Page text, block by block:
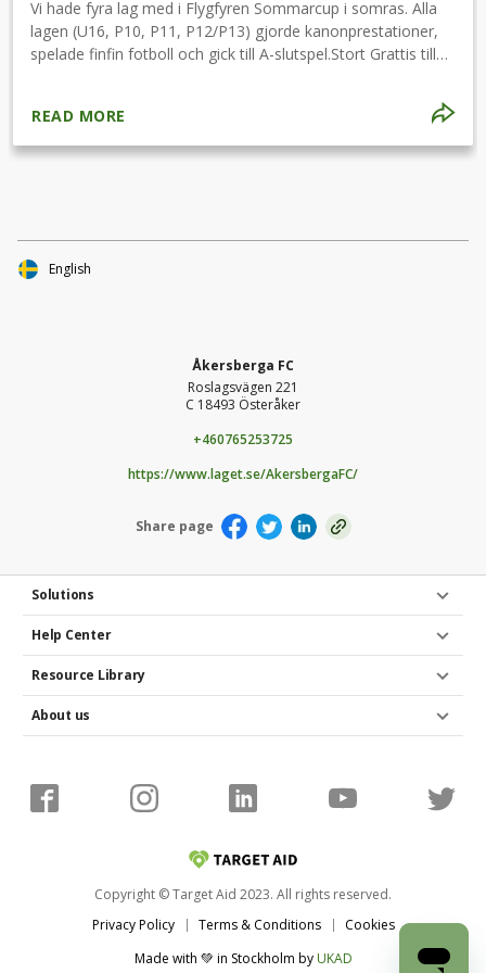
Vi hade fyra lag med i Flygfyren Sommarcup i somras. Alla
lagen (U16, P10, P11, P12/P13) gjorde kanonprestationer,
spelade finfin fotboll och gick till A-slutspel.Stort Grattis till
ser ljus ut och snart kommer vårt A-lag bestå mestadels av
spelare som kommer från våra egna ungdomsled.Tack till
READ MORE
Åkersberga FC
Roslagsvägen 221
C 18493 Österåker
+460765253725
https://www.laget.se/AkersbergaFC/
Share page
Solutions
Help Center
Resource Library
About us
Copyright © Target Aid 2023. All rights reserved.
Privacy Policy
Terms & Conditions
Cookies
Made with 💚 in Stockholm by UKAD
English